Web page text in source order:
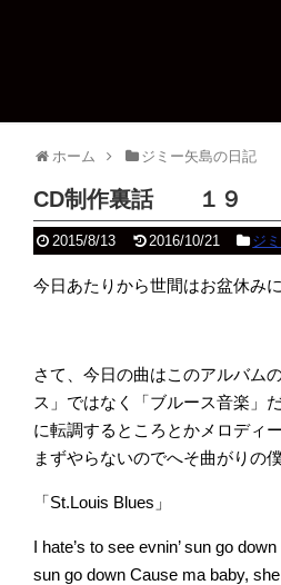
ホーム ジミー矢島の日記
CD制作裏話 １９
2015/8/13 2016/10/21 ジ
今日あたりから世間はお盆休み
さて、今日の曲はこのアルバム
ス」ではなく「ブルース音楽
に転調するところとかメロディ
まずやらないのでへそ曲がりの
「St.Louis Blues」
I hate’s to see evnin’ sun go down
sun go down Cause ma baby,